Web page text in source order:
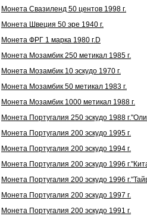
Монета Свазиленд 50 центов 1998 г.
Монета Швеция 50 эре 1940 г.
Монета ФРГ 1 марка 1980 г.D
Монета Мозамбик 250 метикал 1985 г.
Монета Мозамбик 10 эскудо 1970 г.
Монета Мозамбик 50 метикал 1983 г.
Монета Мозамбик 1000 метикал 1988 г.
Монета Португалия 250 эскудо 1988
Монета Португалия 200 эскудо 1995 г.
Монета Португалия 200 эскудо 1994 г.
Монета Португалия 200 эскудо 1996
Монета Португалия 200 эскудо 1996
Монета Португалия 200 эскудо 1997 г.
Монета Португалия 200 эскудо 1991 г.